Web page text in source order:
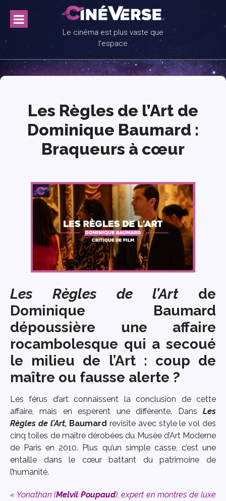
content
Le cinéma est plus vaste que
l'espace
Les Règles de l’Art de
Dominique Baumard :
Braqueurs à cœur
Les Règles de l’Art de
Dominique Baumard
dépoussière une affaire
rocambolesque qui a secoué
le milieu de l’Art : coup de
maître ou fausse alerte ?
Les férus d’art connaissent la conclusion de cette
affaire, mais en espèrent une différente. Dans Les
Règles de l’Art, Baumard revisite avec style le vol des
cinq toiles de maître dérobées du Musée d’Art Moderne
de Paris en 2010. Plus qu’un simple casse, c’est une
entaille dans le cœur battant du patrimoine de
l’humanité.
« Yonathan (Melvil Poupaud), expert en montres de luxe